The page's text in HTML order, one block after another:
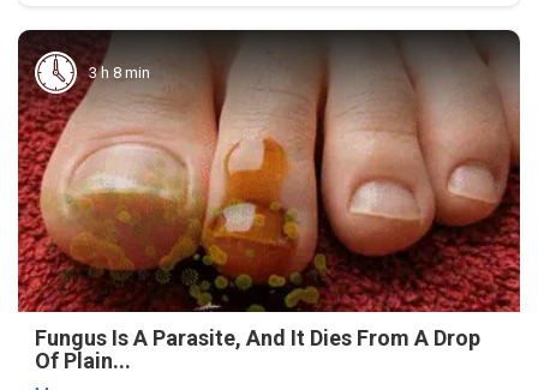
3 h 8 min
Fungus Is A Parasite, And It Dies From A Drop
Of Plain...